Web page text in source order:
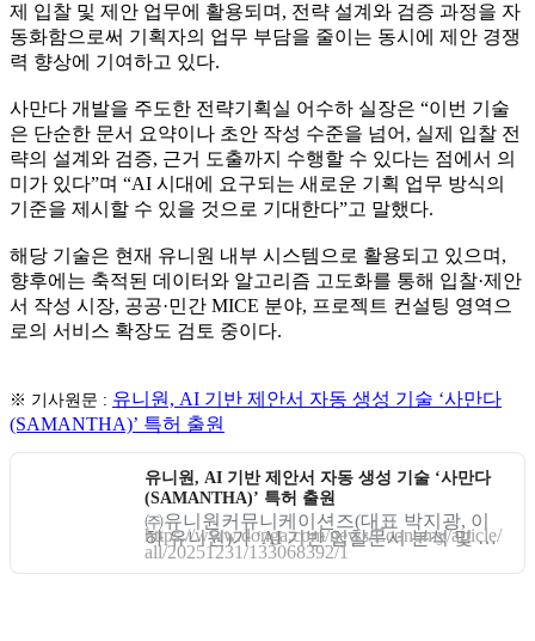
제 입찰 및 제안 업무에 활용되며, 전략 설계와 검증 과정을 자
동화함으로써 기획자의 업무 부담을 줄이는 동시에 제안 경쟁
력 향상에 기여하고 있다.
사만다 개발을 주도한 전략기획실 어수하 실장은 “이번 기술
은 단순한 문서 요약이나 초안 작성 수준을 넘어, 실제 입찰 전
략의 설계와 검증, 근거 도출까지 수행할 수 있다는 점에서 의
미가 있다”며 “AI 시대에 요구되는 새로운 기획 업무 방식의
기준을 제시할 수 있을 것으로 기대한다”고 말했다.
해당 기술은 현재 유니원 내부 시스템으로 활용되고 있으며,
향후에는 축적된 데이터와 알고리즘 고도화를 통해 입찰·제안
서 작성 시장, 공공·민간 MICE 분야, 프로젝트 컨설팅 영역으
로의 서비스 확장도 검토 중이다.
※ 기사원문 : 유니원, AI 기반 제안서 자동 생성 기술 ‘사만다
(SAMANTHA)’ 특허 출원
유니원, AI 기반 제안서 자동 생성 기술 ‘사만다
(SAMANTHA)’ 특허 출원
㈜유니원커뮤니케이션즈(대표 박지광, 이
하 유니원)가 ‘AI 기반 입찰문서 분석 및 제
안서 자동 생성 기술(출원번호: 10-2025-019
https://www.donga.com/news/Economy/article/
all/20251231/133068392/1